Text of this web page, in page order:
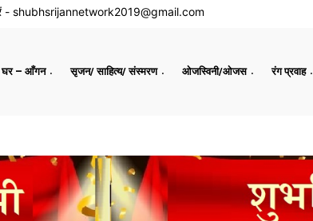
- shubhsrijannetwork2019@gmail.com
घर – आँगन सृजन/ साहित्य/ संस्मरण ओजस्विनी/ओजस रंग प्रवाह